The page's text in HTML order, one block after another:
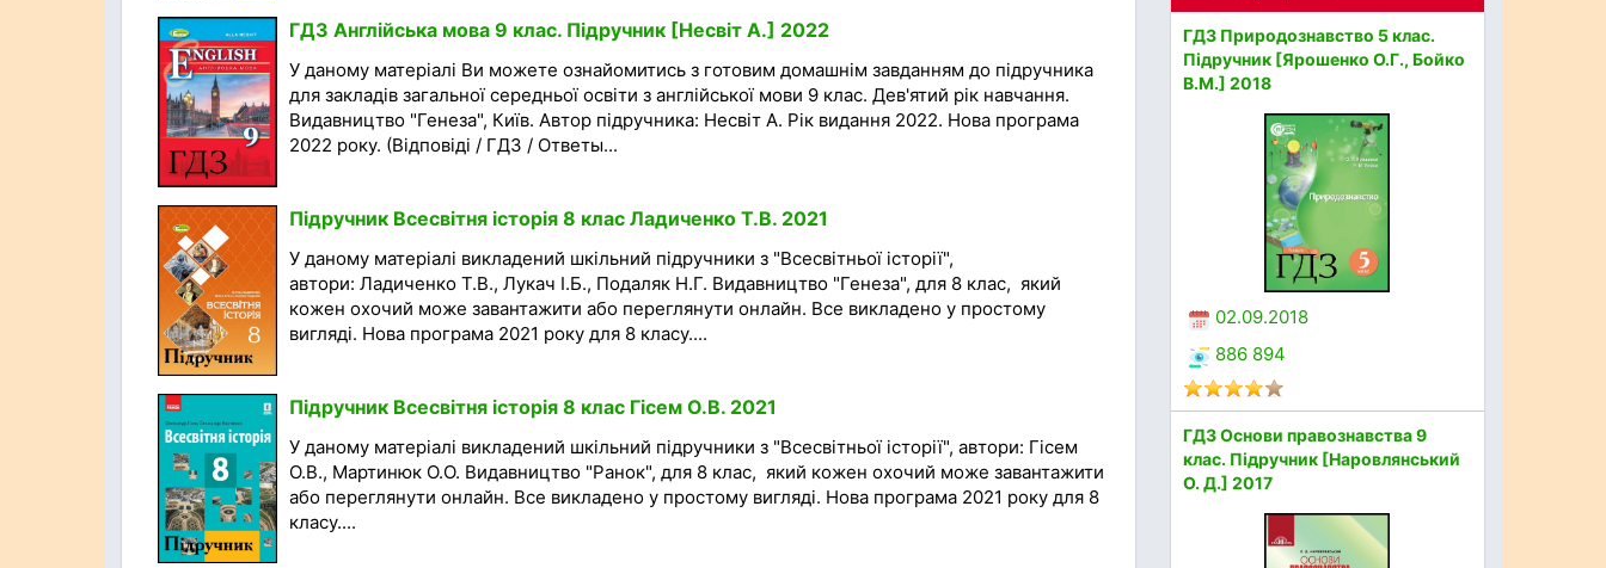
ГДЗ Англійська мова 9 клас. Підручник [Несвіт А.] 2022
У даному матеріалі Ви можете ознайомитись з готовим домашнім завданням до підручника
для закладів загальної середньої освіти з англійської мови 9 клас. Дев'ятий рік навчання.
Видавництво "Генеза", Київ. Автор підручника: Несвіт А. Рік видання 2022. Нова програма
2022 року. (Відповіді / ГДЗ / Ответы...
Підручник Всесвітня історія 8 клас Ладиченко Т.В. 2021
У даному матеріалі викладений шкільний підручники з "Всесвітньої історії",
автори: Ладиченко Т.В., Лукач І.Б., Подаляк Н.Г. Видавництво "Генеза", для 8 клас, який
кожен охочий може завантажити або переглянути онлайн. Все викладено у простому
вигляді. Нова програма 2021 року для 8 класу....
Підручник Всесвітня історія 8 клас Гісем О.В. 2021
У даному матеріалі викладений шкільний підручники з "Всесвітньої історії", автори: Гісем
О.В., Мартинюк О.О. Видавництво "Ранок", для 8 клас, який кожен охочий може завантажити
або переглянути онлайн. Все викладено у простому вигляді. Нова програма 2021 року для 8
класу....
ГДЗ Природознавство 5 клас.
Підручник [Ярошенко О.Г., Бойко
В.М.] 2018
02.09.2018
886 894
ГДЗ Основи правознавства 9
клас. Підручник [Наровлянський
О. Д.] 2017